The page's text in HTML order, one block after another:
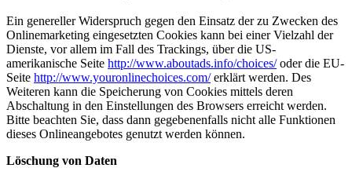
Ein genereller Widerspruch gegen den Einsatz der zu Zwecken des
Onlinemarketing eingesetzten Cookies kann bei einer Vielzahl der
Dienste, vor allem im Fall des Trackings, über die US-
amerikanische Seite http://www.aboutads.info/choices/oder die EU-
Seite http://www.youronlinechoices.com/erklärt werden. Des
Weiteren kann die Speicherung von Cookies mittels deren
Abschaltung in den Einstellungen des Browsers erreicht werden.
Bitte beachten Sie, dass dann gegebenenfalls nicht alle Funktionen
dieses Onlineangebotes genutzt werden können.
Löschung von Daten